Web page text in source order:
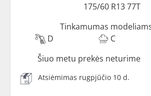
175/60 R13 77T
Tinkamumas
D
C
Šiuo metu prekės neturime
Atsiėmimas rugpjūčio 10 d.